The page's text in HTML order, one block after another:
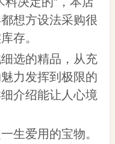
想方设法采购很
存。
选的精品，从充
力发挥到极限的
介绍能让人心境
爱用的宝物。